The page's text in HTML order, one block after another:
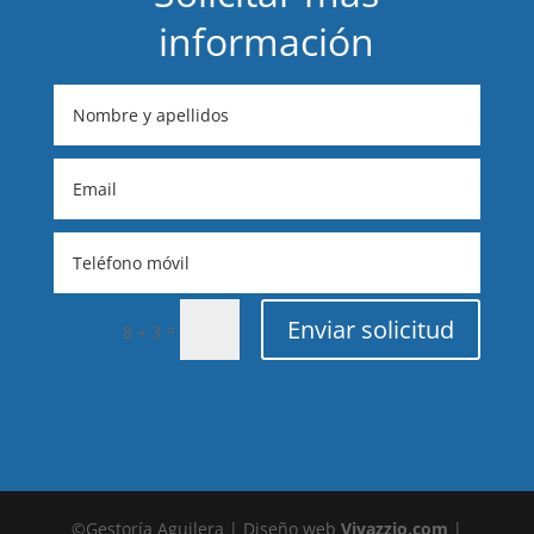
información
8 + 3 = Enviar solicitud
©Gestoría Aguilera | Diseño web Vivazzio.com |